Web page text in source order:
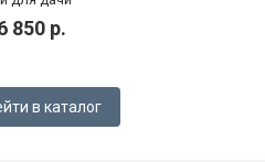
850 р.
в каталог